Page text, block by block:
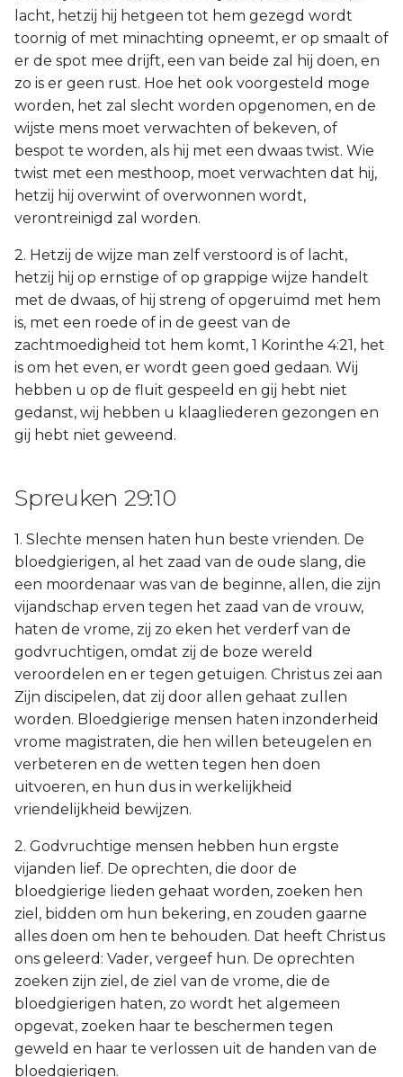
lacht, hetzij hij hetgeen tot hem gezegd wordt
toornig of met minachting opneemt, er op smaalt of
er de spot mee drijft, een van beide zal hij doen, en
zo is er geen rust. Hoe het ook voorgesteld moge
worden, het zal slecht worden opgenomen, en de
wijste mens moet verwachten of bekeven, of
bespot te worden, als hij met een dwaas twist. Wie
twist met een mesthoop, moet verwachten dat hij,
hetzij hij overwint of overwonnen wordt,
verontreinigd zal worden.
2. Hetzij de wijze man zelf verstoord is of lacht,
hetzij hij op ernstige of op grappige wijze handelt
met de dwaas, of hij streng of opgeruimd met hem
is, met een roede of in de geest van de
zachtmoedigheid tot hem komt, 1 Korinthe 4:21, het
is om het even, er wordt geen goed gedaan. Wij
hebben u op de fluit gespeeld en gij hebt niet
gedanst, wij hebben u klaagliederen gezongen en
gij hebt niet geweend.
Spreuken 29:10
1. Slechte mensen haten hun beste vrienden. De
bloedgierigen, al het zaad van de oude slang, die
een moordenaar was van de beginne, allen, die zijn
vijandschap erven tegen het zaad van de vrouw,
haten de vrome, zij zo eken het verderf van de
godvruchtigen, omdat zij de boze wereld
veroordelen en er tegen getuigen. Christus zei aan
Zijn discipelen, dat zij door allen gehaat zullen
worden. Bloedgierige mensen haten inzonderheid
vrome magistraten, die hen willen beteugelen en
verbeteren en de wetten tegen hen doen
uitvoeren, en hun dus in werkelijkheid
vriendelijkheid bewijzen.
2. Godvruchtige mensen hebben hun ergste
vijanden lief. De oprechten, die door de
bloedgierige lieden gehaat worden, zoeken hen
ziel, bidden om hun bekering, en zouden gaarne
alles doen om hen te behouden. Dat heeft Christus
ons geleerd: Vader, vergeef hun. De oprechten
zoeken zijn ziel, de ziel van de vrome, die de
bloedgierigen haten, zo wordt het algemeen
opgevat, zoeken haar te beschermen tegen
geweld en haar te verlossen uit de handen van de
bloedgierigen.